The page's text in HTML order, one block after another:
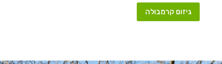
גיזום קרמבולה